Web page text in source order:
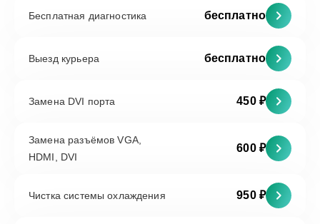
Бесплатная диагностика бесплатно
Выезд курьера бесплатно
Замена DVI порта 450 ₽
Замена разъёмов VGA,
HDMI, DVI
600 ₽
Чистка системы охлаждения 950 ₽